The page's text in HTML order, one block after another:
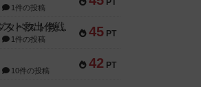
PT
1件の投稿
45 PT
Bitter End ブタペスト救出作戦
1件の投稿
42 PT
10件の投稿